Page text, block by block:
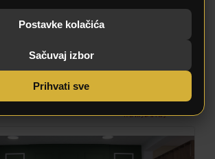
Postavke kolačića
Sačuvaj izbor
Prihvati sve